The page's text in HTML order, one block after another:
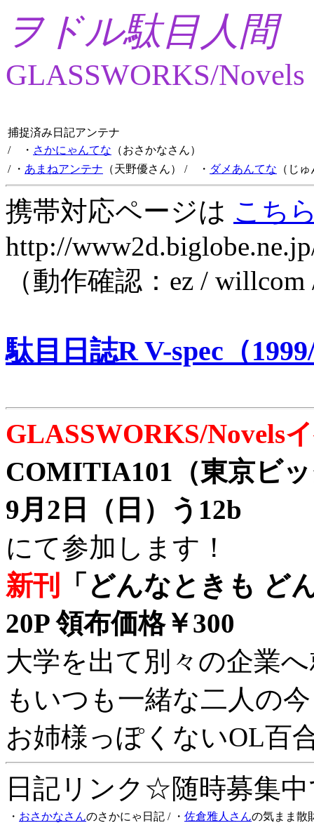
ヲドル駄目人間
GLASSWORKS/Novels
捕捉済み日記アンテナ
/ ・ さかにゃんてな （おさかなさん）
/ ・ あまねアンテナ （天野優さん） / ・ ダメあんてな （じ
携帯対応ページは こち
http://
（動作確認：ez /
駄目日誌R V-spec（
GLASSWORKS/Novels
COMITIA101（東京ビ
9月2日（日）う12b
にて参加します！
新刊
「どんなときも ど
20P 領布価格￥300
大学を出て別々の企業
もいつも一緒な二人の
お姉様っぽくないOL百
日記リンク☆随時募集
・ おさかなさんのさかにゃ日記 / ・ 佐倉雅人さんの気まま散